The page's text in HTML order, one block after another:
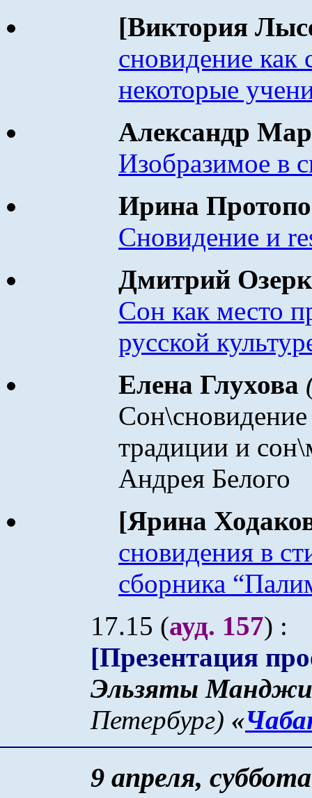
[Виктория
сновидение как
некоторые
Александр
Изобразимое в
Ирина
Сновидение и
Дмитрий
Сон как место
русской
Елена Глухова
традиции и
Андрея Белого
[Ярина
сновидения в
сборника
17.15 (ауд. 157) :
[Презентация
Эльзяты
Петербург) «
9 апреля, суббота